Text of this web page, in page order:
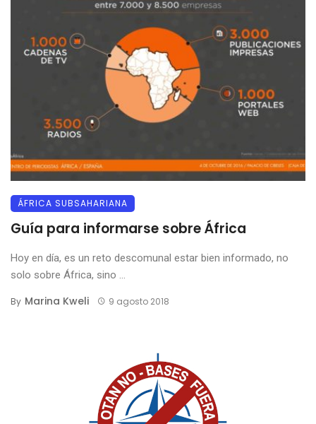
ÁFRICA SUBSAHARIANA
Guía para informarse sobre África
Hoy en día, es un reto descomunal estar bien informado, no
solo sobre África, sino ...
By Marina Kweli 9 agosto 2018